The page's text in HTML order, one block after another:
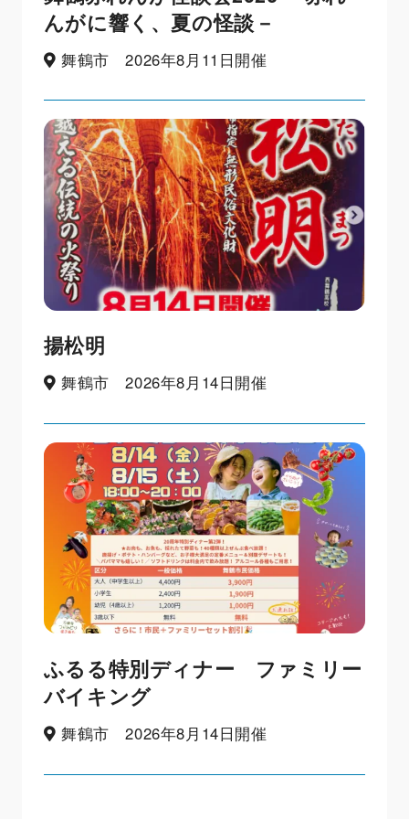
んがに響く、夏の怪談－
舞鶴市 2026年8月11日開催
揚松明
舞鶴市 2026年8月14日開催
ふるる特別ディナー ファミリー
バイキング
舞鶴市 2026年8月14日開催